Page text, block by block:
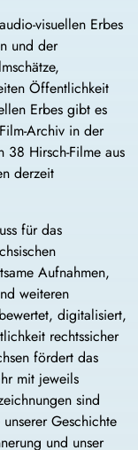
visuellen Erbes
und der
Öffentlichkeit
Erbes gibt es
Archiv in der
38 Hirsch-Filme aus
derzeit
für das
Aufnahmen,
weiteren
digitalisiert,
rechtssicher
fördert das
mit jeweils
sind
Geschichte
und unser